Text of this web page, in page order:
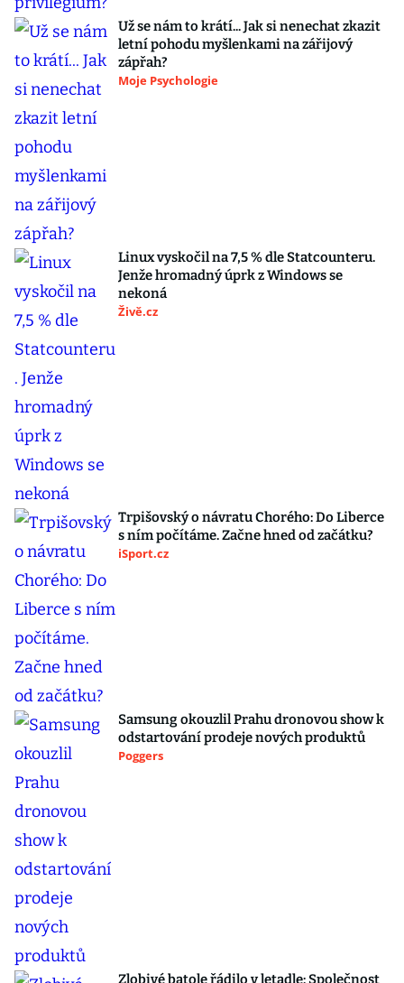
Už se nám to krátí... Jak si nenechat zkazit
letní pohodu myšlenkami na zářijový
zápřah?
Moje Psychologie
Linux vyskočil na 7,5 % dle Statcounteru.
Jenže hromadný úprk z Windows se
nekoná
Živě.cz
Trpišovský o návratu Chorého: Do Liberce
s ním počítáme. Začne hned od začátku?
iSport.cz
Samsung okouzlil Prahu dronovou show k
odstartování prodeje nových produktů
Poggers
Zlobivé batole řádilo v letadle: Společnost